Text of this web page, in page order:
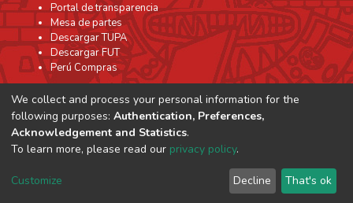
Portal de transparencia
Mesa de partes
Descargar TUPA
Descargar FUT
Perú Compras
We collect and process your personal information for the
following purposes: Authentication, Preferences,
Acknowledgement and Statistics.
To learn more, please read our privacy policy.
Customize Decline That's ok